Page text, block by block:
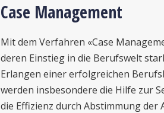
Case Management
Mit dem Verfahren «Case
deren Einstieg in die Berufswelt
Erlangen einer erfolgreichen
werden insbesondere die Hilfe zur
die Effizienz durch Abstimmung